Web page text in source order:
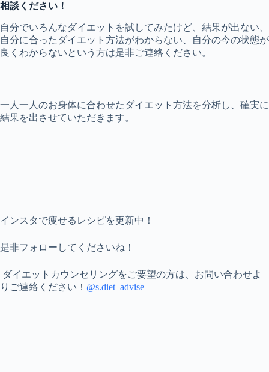
相談ください！
自分でいろんなダイエットを試してみたけど、結果が出ない、
自分に合ったダイエット方法がわからない、自分の今の状態が
良くわからないという方は是非ご連絡ください。
一人一人のお身体に合わせたダイエット方法を分析し、確実に
結果を出させていただきます。
インスタで痩せるレシピを更新中！
是非フォローしてくださいね！
ダイエットカウンセリングをご要望の方は、お問い合わせよ
りご連絡ください！ @s.diet_advise